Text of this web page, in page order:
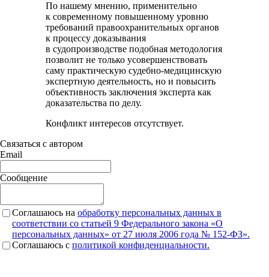
По нашему мнению, применительно
к современному повышенному уровню
требований правоохранительных органов
к процессу доказывания
в судопроизводстве подобная методология
позволит не только усовершенствовать
саму практическую судебно-медицинскую
экспертную деятельность, но и повысить
объективность заключения эксперта как
доказательства по делу.
Конфликт интересов отсутствует.
Связаться с автором
Email
Сообщение
Соглашаюсь на обработку персональных данных в
соответствии со статьей 9 Федерального закона «О
персональных данных» от 27 июля 2006 года № 152-ФЗ».
Соглашаюсь c политикой конфиденциальности.